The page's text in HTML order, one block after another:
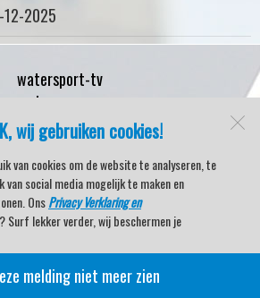
wij gebruiken cookies!
van cookies om de website te analyseren, te
social media mogelijk te maken en
OnsPrivacy Verklaring en
Surf lekker verder, wij beschermen je
TV Beleving & Nieuws!
melding niet meer zien
12-2025
watersport-tv
Lemmer
Open desktopversie
Vormgeving |Ziber DS4